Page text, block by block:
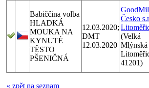
Babiččina volba
HLADKÁ
MOUKA NA
KYNUTÉ
TĚSTO
PŠENIČNÁ
12.03.2020;
DMT
12.03.2020
Česko
(Velká
Mlýnská
41201)
« zpět na seznam